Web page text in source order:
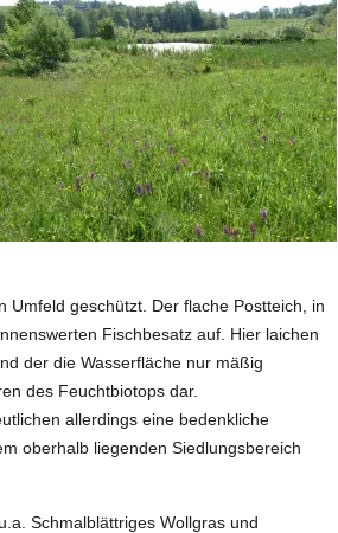
geschützt. Der flache Postteich, in
Fischbesatz auf. Hier laichen
der die Wasserfläche nur mäßig
des Feuchtbiotops dar.
allerdings eine bedenkliche
oberhalb liegenden Siedlungsbereich
Schmalblättriges Wollgras und